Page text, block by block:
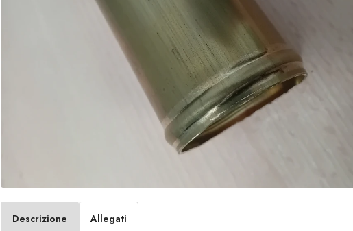
Descrizione Allegati